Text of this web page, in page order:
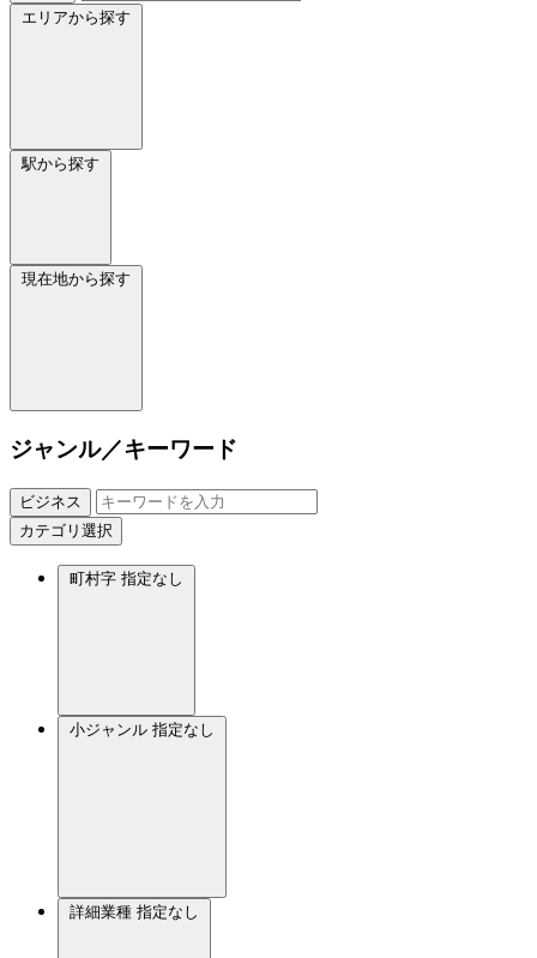
エリアから探す
駅から探す
現在地から探す
ジャンル／キーワード
ビジネス
カテゴリ選択
町村字 指定なし
小ジャンル 指定なし
詳細業種 指定なし